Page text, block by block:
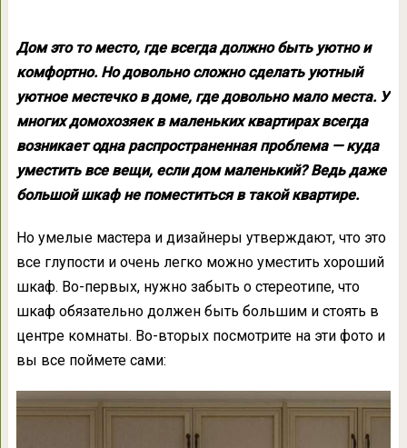
Дом это то место, где всегда должно быть уютно и
комфортно. Но довольно сложно сделать уютный
уютное местечко в доме, где довольно мало места. У
многих домохозяек в маленьких квартирах всегда
возникает одна распространенная проблема — куда
уместить все вещи, если дом маленький? Ведь даже
большой шкаф не поместиться в такой квартире.
Но умелые мастера и дизайнеры утверждают, что это
все глупости и очень легко можно уместить хороший
шкаф. Во-первых, нужно забыть о стереотипе, что
шкаф обязательно должен быть большим и стоять в
центре комнаты. Во-вторых посмотрите на эти фото и
вы все поймете сами: